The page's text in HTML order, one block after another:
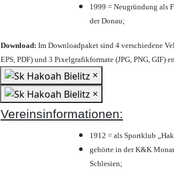
1999 = Neugründung als
der Donau;
Download: Im Downloadpaket sind 4 verschiedene
EPS, PDF) und 3 Pixelgrafikformate (JPG, PNG, GIF)
×
×
Vereinsinformationen:
1912 = als Sportklub
gehörte in der K&K
Schlesien;